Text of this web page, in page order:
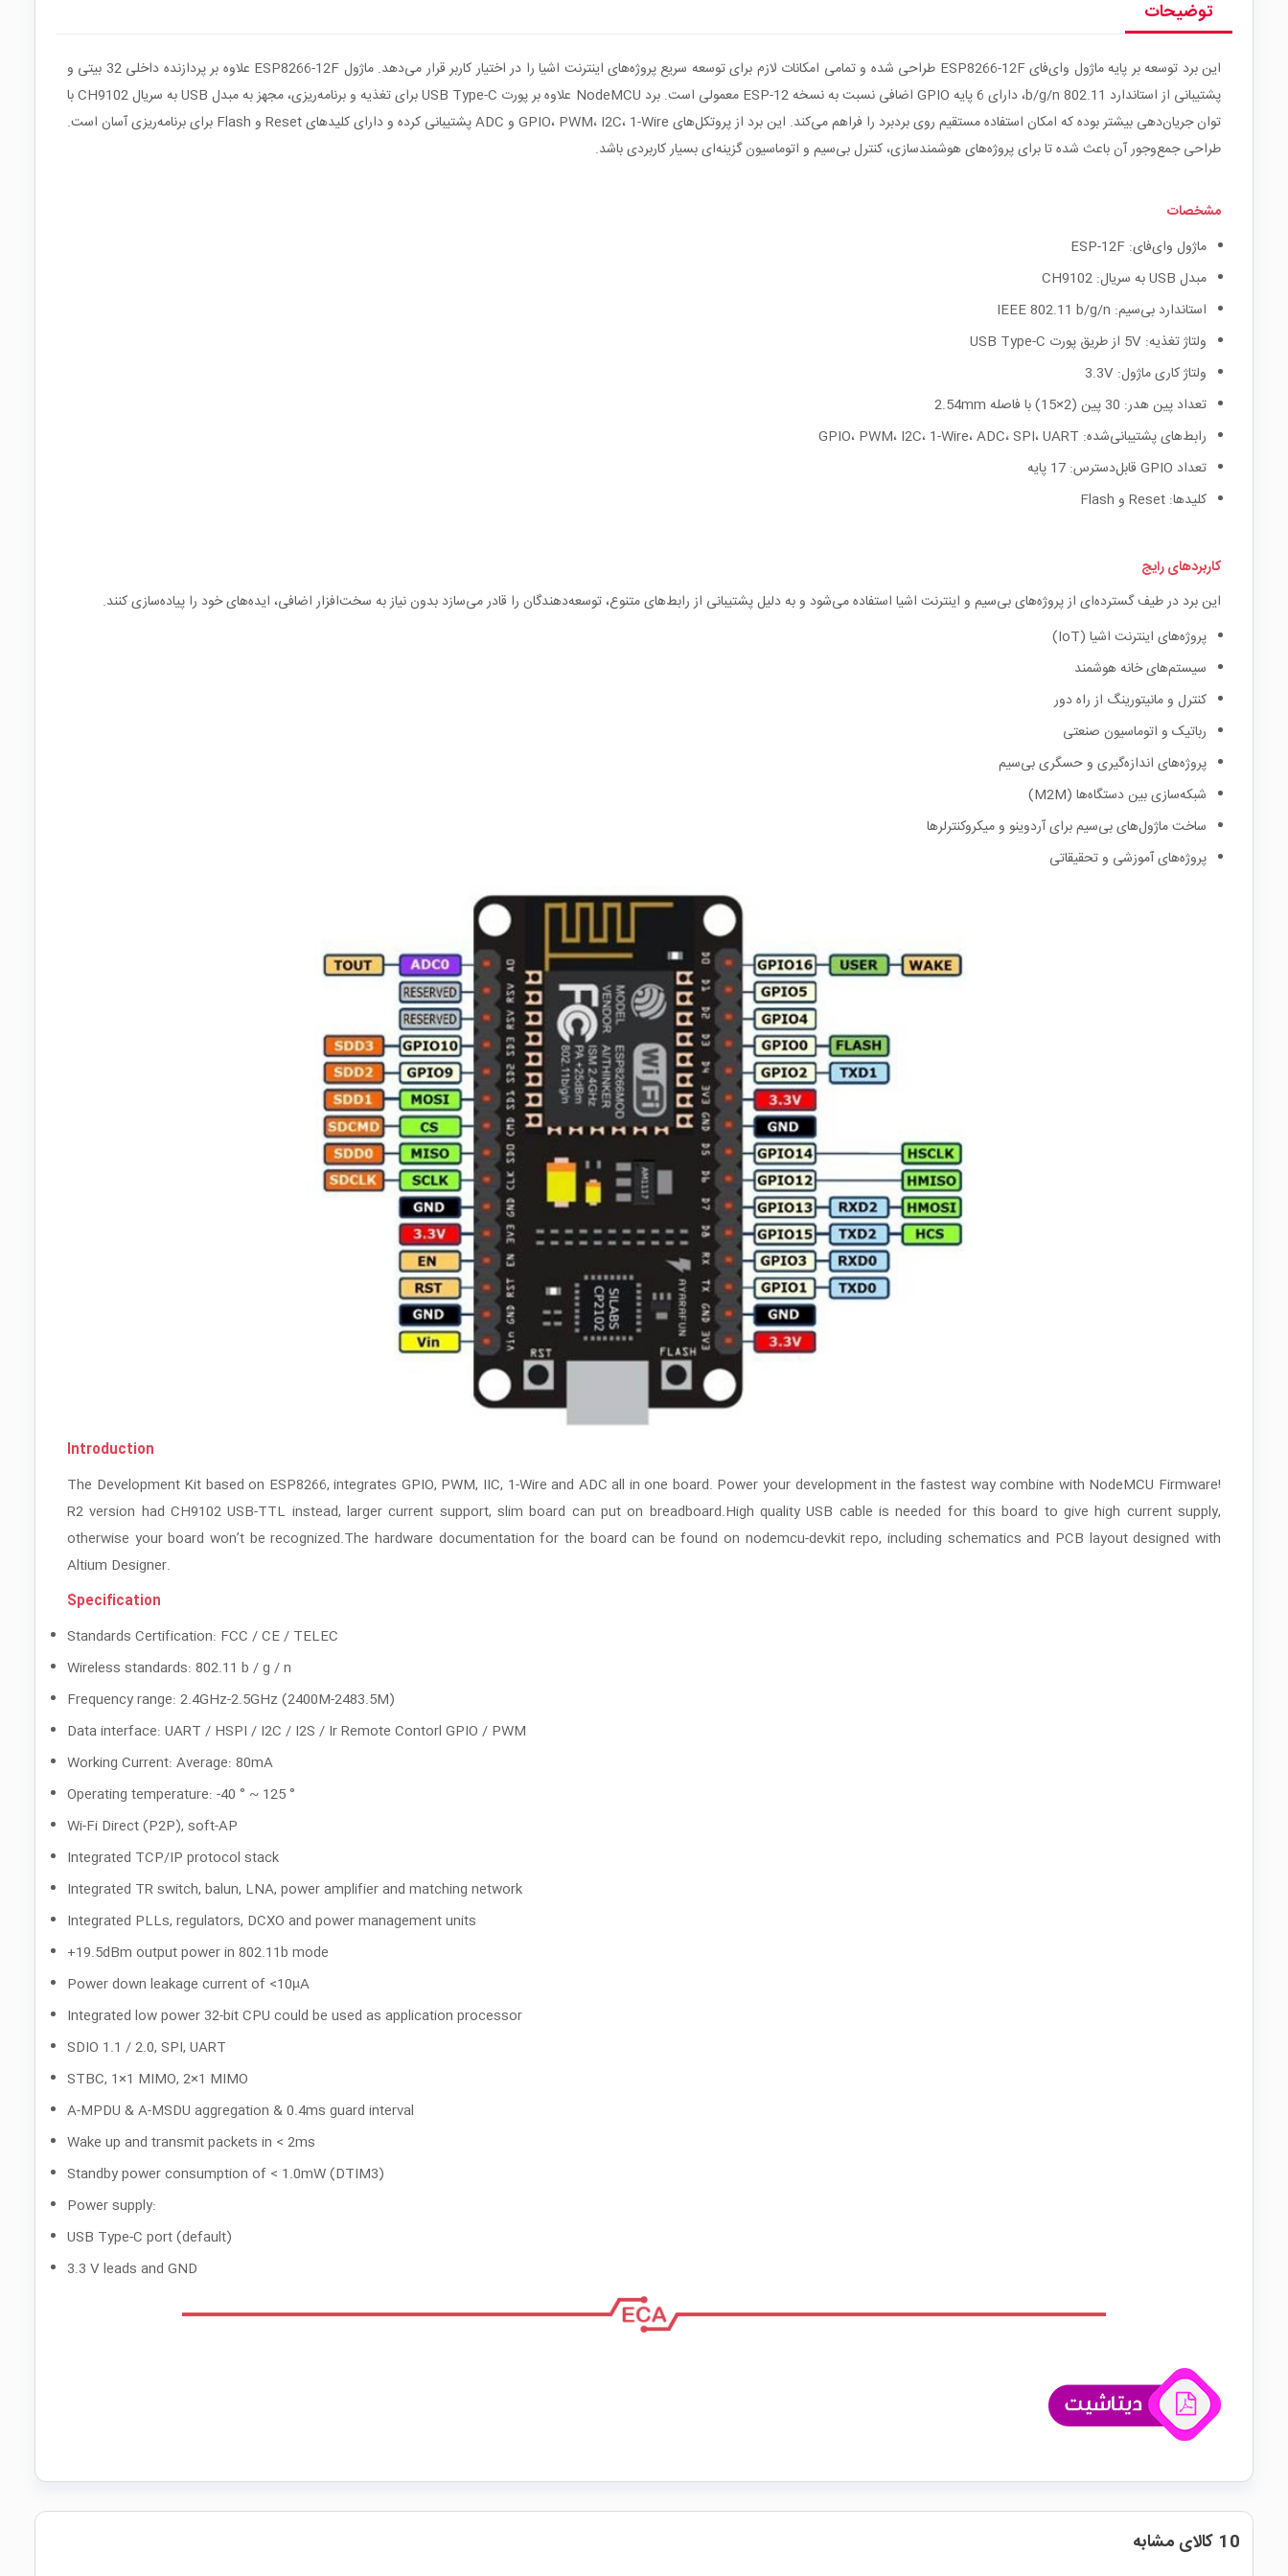
توضیحات
این برد توسعه بر پایه ماژول وای‌فای ESP8266-12F طراحی شده و تمامی امکانات لازم برای توسعه سریع پروژه‌های اینترنت اشیا را در اختیار کاربر قرار می‌دهد. ماژول ESP8266-12F علاوه بر پردازنده داخلی 32 بیتی و
پشتیبانی از استاندارد 802.11 b/g/n، دارای 6 پایه GPIO اضافی نسبت به نسخه ESP-12 معمولی است. برد NodeMCU علاوه بر پورت USB Type-C برای تغذیه و برنامه‌ریزی، مجهز به مبدل USB به سریال CH9102 با
توان جریان‌دهی بیشتر بوده که امکان استفاده مستقیم روی بردبرد را فراهم می‌کند. این برد از پروتکل‌های GPIO، PWM، I2C، 1-Wire و ADC پشتیبانی کرده و دارای کلیدهای Reset و Flash برای برنامه‌ریزی آسان است.
طراحی جمع‌وجور آن باعث شده تا برای پروژه‌های هوشمند‌سازی، کنترل بی‌سیم و اتوماسیون گزینه‌ای بسیار کاربردی باشد.
مشخصات
ماژول وای‌فای: ESP-12F
مبدل USB به سریال: CH9102
استاندارد بی‌سیم: IEEE 802.11 b/g/n
ولتاژ تغذیه: 5V از طریق پورت USB Type-C
ولتاژ کاری ماژول: 3.3V
تعداد پین هدر: 30 پین (2×15) با فاصله 2.54mm
رابط‌های پشتیبانی‌شده: GPIO، PWM، I2C، 1-Wire، ADC، SPI، UART
تعداد GPIO قابل‌دسترس: 17 پایه
کلیدها: Reset و Flash
کاربردهای رایج
این برد در طیف گسترده‌ای از پروژه‌های بی‌سیم و اینترنت اشیا استفاده می‌شود و به دلیل پشتیبانی از رابط‌های متنوع، توسعه‌دهندگان را قادر می‌سازد بدون نیاز به سخت‌افزار اضافی، ایده‌های خود را پیاده‌سازی کنند.
پروژه‌های اینترنت اشیا (IoT)
سیستم‌های خانه هوشمند
کنترل و مانیتورینگ از راه دور
رباتیک و اتوماسیون صنعتی
پروژه‌های اندازه‌گیری و حسگری بی‌سیم
شبکه‌سازی بین دستگاه‌ها (M2M)
ساخت ماژول‌های بی‌سیم برای آردوینو و میکروکنترلرها
پروژه‌های آموزشی و تحقیقاتی
Introduction
The Development Kit based on ESP8266, integrates GPIO, PWM, IIC, 1-Wire and ADC all in one board. Power your development in the fastest way combine with NodeMCU Firmware!
R2 version had CH9102 USB-TTL instead, larger current support, slim board can put on breadboard.High quality USB cable is needed for this board to give high current supply,
otherwise your board won’t be recognized.The hardware documentation for the board can be found on nodemcu-devkit repo, including schematics and PCB layout designed with
Altium Designer.
Specification
Standards Certification: FCC / CE / TELEC
Wireless standards: 802.11 b / g / n
Frequency range: 2.4GHz-2.5GHz (2400M-2483.5M)
Data interface: UART / HSPI / I2C / I2S / Ir Remote Contorl GPIO / PWM
Working Current: Average: 80mA
Operating temperature: -40 ° ~ 125 °
Wi-Fi Direct (P2P), soft-AP
Integrated TCP/IP protocol stack
Integrated TR switch, balun, LNA, power amplifier and matching network
Integrated PLLs, regulators, DCXO and power management units
+19.5dBm output power in 802.11b mode
Power down leakage current of <10µA
Integrated low power 32-bit CPU could be used as application processor
SDIO 1.1 / 2.0, SPI, UART
STBC, 1×1 MIMO, 2×1 MIMO
A-MPDU & A-MSDU aggregation & 0.4ms guard interval
Wake up and transmit packets in < 2ms
Standby power consumption of < 1.0mW (DTIM3)
Power supply:
USB Type-C port (default)
3.3 V leads and GND
10 کالای مشابه